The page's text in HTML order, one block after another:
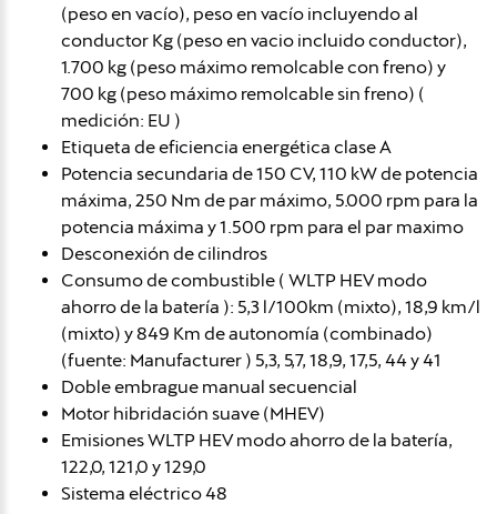
(peso en vacío), peso en vacío incluyendo al
conductor Kg (peso en vacio incluido conductor),
1.700 kg (peso máximo remolcable con freno) y
700 kg (peso máximo remolcable sin freno) (
medición: EU )
Etiqueta de eficiencia energética clase A
Potencia secundaria de 150 CV, 110 kW de potencia
máxima, 250 Nm de par máximo, 5.000 rpm para la
potencia máxima y 1.500 rpm para el par maximo
Desconexión de cilindros
Consumo de combustible ( WLTP HEV modo
ahorro de la batería ): 5,3 l/100km (mixto), 18,9 km/l
(mixto) y 849 Km de autonomía (combinado)
(fuente: Manufacturer ) 5,3, 5,7, 18,9, 17,5, 44 y 41
Doble embrague manual secuencial
Motor hibridación suave (MHEV)
Emisiones WLTP HEV modo ahorro de la batería,
122,0, 121,0 y 129,0
Sistema eléctrico 48